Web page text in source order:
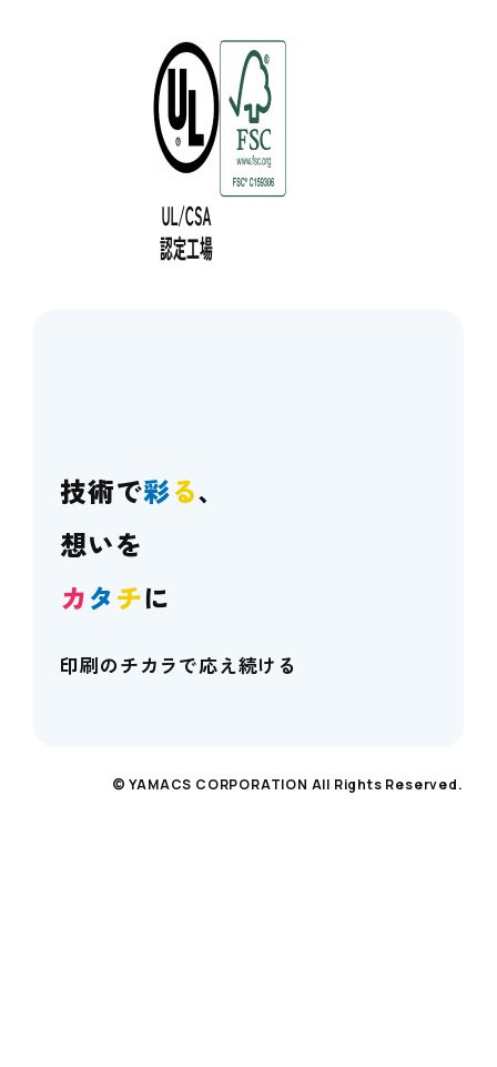
技術で彩る、
想いを
カタチに
印刷のチカラで応え続ける
© YAMACS CORPORATION All Rights Reserved.